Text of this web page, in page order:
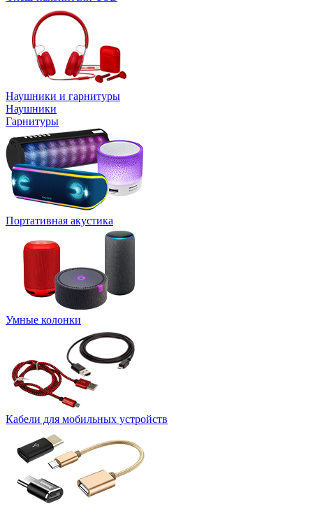
Наушники и гарнитуры
Наушники
Гарнитуры
Портативная акустика
Умные колонки
Кабели для мобильных устройств